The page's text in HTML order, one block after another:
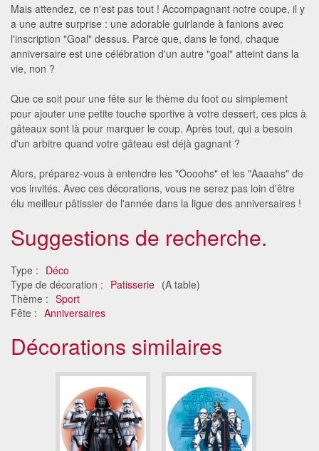
Mais attendez, ce n'est pas tout ! Accompagnant notre coupe, il y
a une autre surprise : une adorable guirlande à fanions avec
l'inscription "Goal" dessus. Parce que, dans le fond, chaque
anniversaire est une célébration d'un autre "goal" atteint dans la
vie, non ?
Que ce soit pour une fête sur le thème du foot ou simplement
pour ajouter une petite touche sportive à votre dessert, ces pics à
gâteaux sont là pour marquer le coup. Après tout, qui a besoin
d'un arbitre quand votre gâteau est déjà gagnant ?
Alors, préparez-vous à entendre les "Oooohs" et les "Aaaahs" de
vos invités. Avec ces décorations, vous ne serez pas loin d'être
élu meilleur pâtissier de l'année dans la ligue des anniversaires !
Suggestions de recherche.
Type : Déco
Type de décoration : Patisserie (A table)
Thème : Sport
Fête : Anniversaires
Décorations similaires